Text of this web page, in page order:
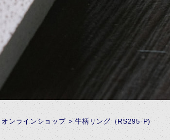
オンラインショップ 牛柄リング（RS295-P)